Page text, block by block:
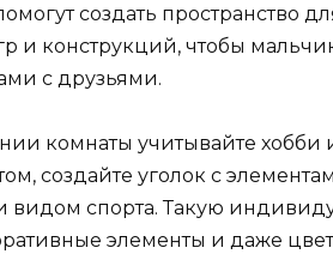
создать пространство
и конструкций, чтобы
с друзьями.
комнаты учитывайте хобби
создайте уголок с
спорта. Такую
элементы и даже